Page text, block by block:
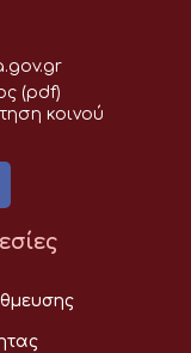
(pdf)
κοινού